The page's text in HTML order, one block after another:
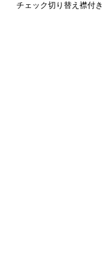
チェック切り替え襟付き